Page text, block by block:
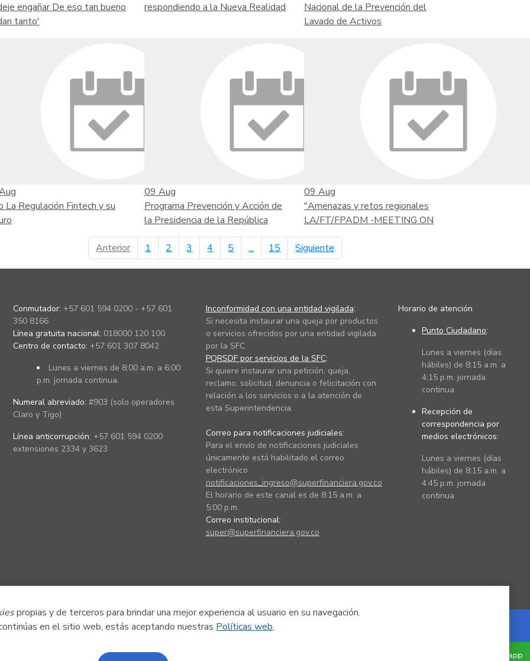
propias y de terceros para brindar una mejor experiencia al usuario en su navegación.
en el sitio web, estás aceptando nuestras Políticas web.
engañar De eso tan bueno
tanto'
respondiendo a la Nueva Realidad
Nacional de la Prevención del
Lavado de Activos
La Regulación Fintech y su
09 Aug
Programa Prevención y Acción de
la Presidencia de la República
09 Aug
"Amenazas y retos regionales
LA/FT/FPADM -MEETING ON
Anteriorpágina anterior
1 2 3 4 5 ... 15 Siguiente
Conmutador: +57 601 594 0200 - +57 601
350 8166
Línea gratuita nacional: 018000 120 100
Centro de contacto: +57 601 307 8042
Lunes a viernes de 8:00 a.m. a 6:00
p.m. jornada continua.
Numeral abreviado: #903 (solo operadores
Claro y Tigo)
Línea anticorrupción: +57 601 594 0200
extensiones 2334 y 3623
Inconformidad con una entidad vigilada:
Si necesita instaurar una queja por productos
o servicios ofrecidos por una entidad vigilada
por la SFC.
PQRSDF por servicios de la SFC:
Si quiere instaurar una petición, queja,
reclamo, solicitud, denuncia o felicitación con
relación a los servicios o a la atención de
esta Superintendencia.
Correo para notificaciones judiciales:
Para el envío de notificaciones judiciales
únicamente está habilitado el correo
electrónico
notificaciones_ingreso@superfinanciera.gov.co
El horario de este canal es de 8:15 a.m. a
5:00 p.m.
Correo institucional:
super@superfinanciera.gov.co
Horario de atención
Punto Ciudadano:
Lunes a viernes (días
hábiles) de 8:15 a.m. a
4:15 p.m. jornada
continua
Recepción de
correspondencia por
medios electrónicos:
Lunes a viernes (días
hábiles) de 8:15 a.m. a
4:45 p.m. jornada
continua
Powered by Nexura